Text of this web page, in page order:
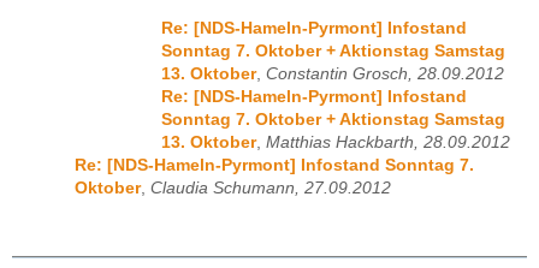
Re: [NDS-Hameln-Pyrmont] Infostand
Sonntag 7. Oktober + Aktionstag Samstag
13. Oktober, Constantin Grosch, 28.09.2012
Re: [NDS-Hameln-Pyrmont] Infostand
Sonntag 7. Oktober + Aktionstag Samstag
13. Oktober, Matthias Hackbarth, 28.09.2012
Re: [NDS-Hameln-Pyrmont] Infostand Sonntag 7.
Oktober, Claudia Schumann, 27.09.2012